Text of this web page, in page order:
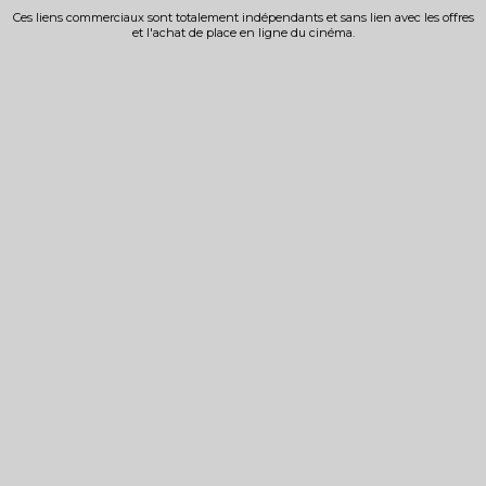
Ces liens commerciaux sont totalement indépendants et sans lien avec les offres
et l'achat de place en ligne du cinéma.